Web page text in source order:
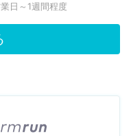
日～1週間程度